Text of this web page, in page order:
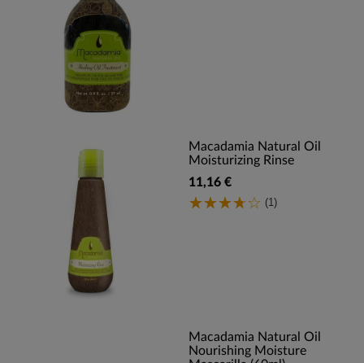
Macadamia Natural Oil
Moisturizing Rinse
11,16 €
(1)
Macadamia Natural Oil
Nourishing Moisture